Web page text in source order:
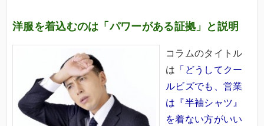
洋服を着込むのは「パワーがある証拠」と説明
コラムのタイトル
は 「どうしてクー
ルビズでも、営業
は『半袖シャツ』
を着ない方がいい